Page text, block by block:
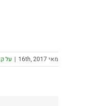
מאי 16th, 2017 | על